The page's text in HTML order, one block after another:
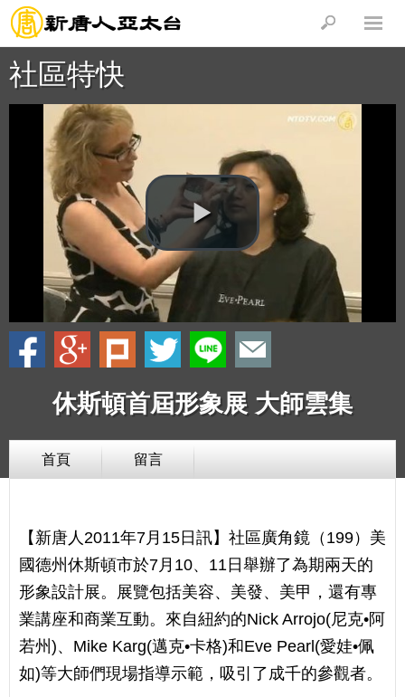
社區特快
休斯頓首屆形象展 大師雲集
首頁 留言
【新唐人2011年7月15日訊】社區廣角鏡（199）美
國德州休斯頓市於7月10、11日舉辦了為期兩天的
形象設計展。展覽包括美容、美發、美甲，還有專
業講座和商業互動。來自紐約的Nick Arrojo(尼克•阿
若州)、Mike Karg(邁克•卡格)和Eve Pearl(愛娃•佩
如)等大師們現場指導示範，吸引了成千的參觀者。